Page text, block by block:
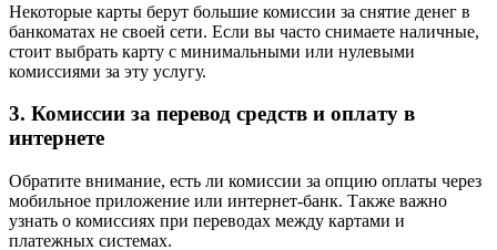
Некоторые карты берут большие комиссии за снятие денег в
банкоматах не своей сети. Если вы часто снимаете наличные,
стоит выбрать карту с минимальными или нулевыми
комиссиями за эту услугу.
3. Комиссии за перевод средств и оплату в
интернете
Обратите внимание, есть ли комиссии за опцию оплаты через
мобильное приложение или интернет-банк. Также важно
узнать о комиссиях при переводах между картами и
платежных системах.